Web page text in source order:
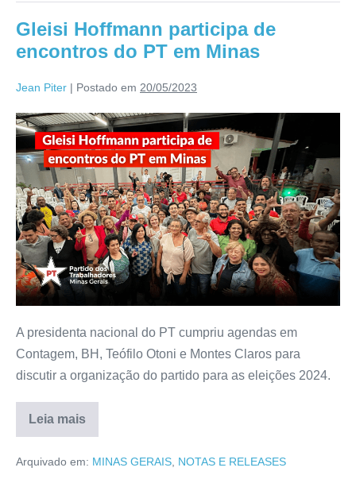
Gleisi Hoffmann participa de
encontros do PT em Minas
Jean Piter | Postado em 20/05/2023
A presidenta nacional do PT cumpriu agendas em
Contagem, BH, Teófilo Otoni e Montes Claros para
discutir a organização do partido para as eleições 2024.
Leia mais
Arquivado em: MINAS GERAIS NOTAS E RELEASES